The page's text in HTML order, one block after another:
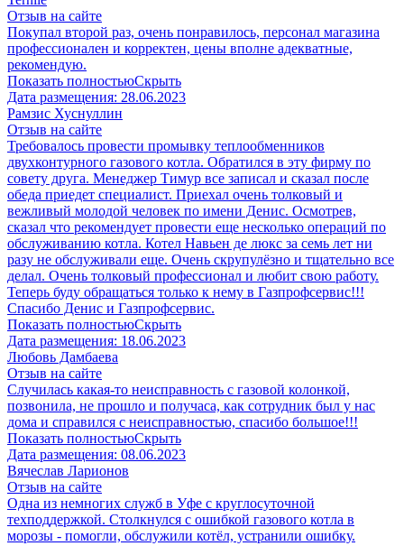
Отзыв на сайте
Покупал второй раз, очень понравилось, персонал магазина
профессионален и корректен, цены вполне адекватные,
рекомендую.
Показать полностьюСкрыть
Дата размещения: 28.06.2023
Рамзис Хуснуллин
Отзыв на сайте
Требовалось провести промывку теплообменников
двухконтурного газового котла. Обратился в эту фирму по
совету друга. Менеджер Тимур все записал и сказал после
обеда приедет специалист. Приехал очень толковый и
вежливый молодой человек по имени Денис. Осмотрев,
сказал что рекомендует провести еще несколько операций по
обслуживанию котла. Котел Навьен де люкс за семь лет ни
разу не обслуживали еще. Очень скрупулёзно и тщательно все
делал. Очень толковый профессионал и любит свою работу.
Теперь буду обращаться только к нему в Газпрофсервис!!!
Спасибо Денис и Газпрофсервис.
Показать полностьюСкрыть
Дата размещения: 18.06.2023
Любовь Дамбаева
Отзыв на сайте
Случилась какая-то неисправность с газовой колонкой,
позвонила, не прошло и получаса, как сотрудник был у нас
дома и справился с неисправностью, спасибо большое!!!
Показать полностьюСкрыть
Дата размещения: 08.06.2023
Вячеслав Ларионов
Отзыв на сайте
Одна из немногих служб в Уфе с круглосуточной
техподдержкой. Столкнулся с ошибкой газового котла в
морозы - помогли, обслужили котёл, устранили ошибку.